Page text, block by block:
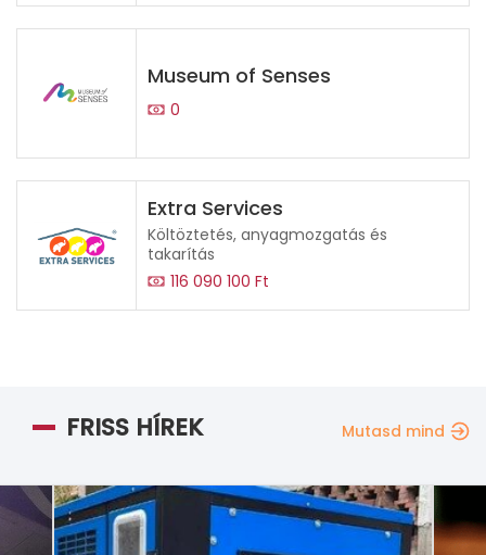
Museum of Senses
0
Extra Services
Költöztetés, anyagmozgatás és
takarítás
116 090 100 Ft
FRISS HÍREK Mutasd mind